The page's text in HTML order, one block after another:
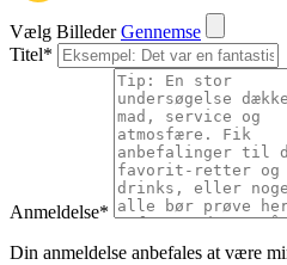
Vælg Billeder Gennemse
Titel*
Anmeldelse*
Din anmeldelse anbefales at være